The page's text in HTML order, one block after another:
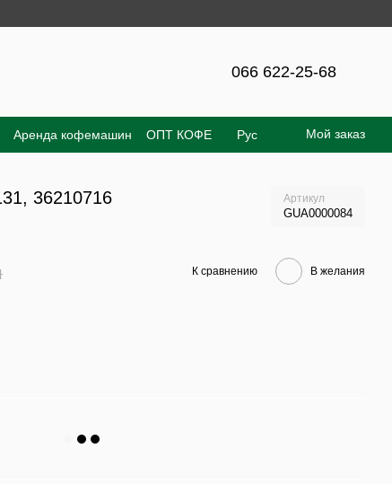
– 300 грн!
066 622-25-68
Аренда кофемашин
ОПТ КОФЕ
Отзывы о магазине
Рус Мой заказ
36210716 Артикул
GUA0000084
К сравнению В желания